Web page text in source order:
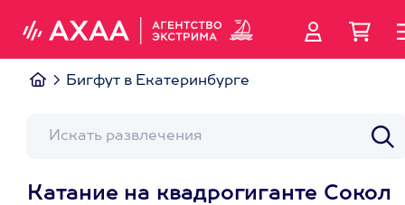
Бигфут в Екатеринбурге
Катание на квадрогиганте Сокол